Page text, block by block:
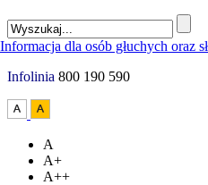
Infolinia 800 190 590
A
A+
A++